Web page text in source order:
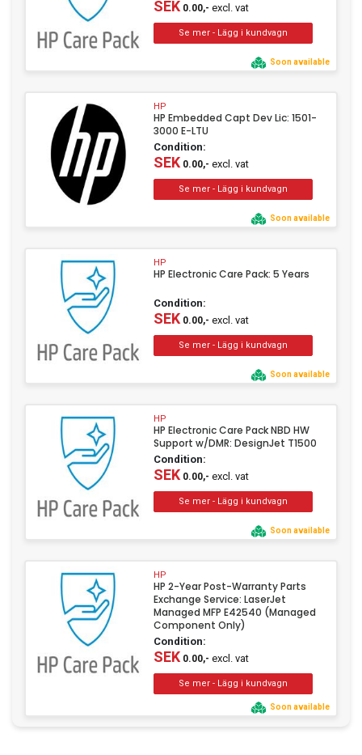
SEK0.00,- excl. vat
Soon available
HP
HP Embedded Capt Dev Lic: 1501-
3000 E-LTU
Condition:
SEK0.00,- excl. vat
Soon available
HP
HP Electronic Care Pack: 5 Years
Condition:
SEK0.00,- excl. vat
Soon available
HP
HP Electronic Care Pack NBD HW
Support w/DMR: DesignJet T1500
Condition:
SEK0.00,- excl. vat
Soon available
HP
HP 2-Year Post-Warranty Parts
Exchange Service: LaserJet
Managed MFP E42540 (Managed
Component Only)
Condition:
SEK0.00,- excl. vat
Soon available